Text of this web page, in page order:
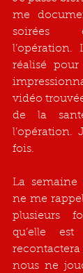
me
soirées
l’opération.
réalisé
vidéo
de la
l’opération.
fois.
La semaine
ne me
plusieurs
qu’elle
recontactera
nous ne